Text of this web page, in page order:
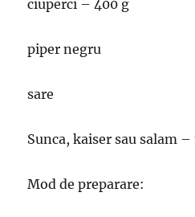
ciuperci – 400 g
piper negru
sare
Sunca, kaiser sau salam –
Mod de preparare: